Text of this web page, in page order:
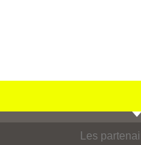
Les